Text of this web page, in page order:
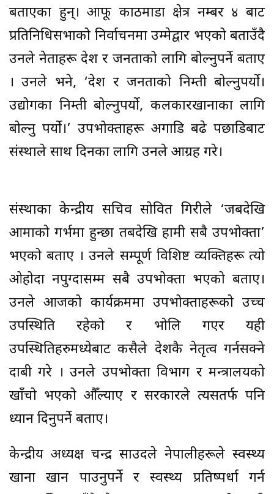
बताएका हुन्। आफू काठमाडौं क्षेत्र नम्बर ४ बाट
प्रतिनिधिसभाको निर्वाचनमा उम्मेद्वार भएको बताउँदै
उनले नेताहरू देश र जनताको लागि बोल्नुपर्ने बताए
। उनले भने, ‘देश र जनताको निम्ती बोल्नुपर्यो।
उद्योगका निम्ती बोल्नुपर्यो, कलकारखानाका लागि
बोल्नु पर्यो।’ उपभोक्ताहरू अगाडि बढे पछाडिबाट
संस्थाले साथ दिनका लागि उनले आग्रह गरे।
संस्थाका केन्द्रीय सचिव सोवित गिरीले ‘जबदेखि
आमाको गर्भमा हुन्छौं तबदेखि हामी सबै उपभोक्ता’
भएको बताए । उनले सम्पूर्ण विशिष्ट व्यक्तिहरू त्यो
ओहोदा नपुग्दासम्म सबै उपभोक्ता भएको बताए।
उनले आजको कार्यक्रममा उपभोक्ताहरूको उच्च
उपस्थिति रहेको र भोलि गएर यही
उपस्थितिहरुमध्येबाट कसैले देशकै नेतृत्व गर्नसक्ने
दाबी गरे । उनले उपभोक्ता विभाग र मन्त्रालयको
खाँचो भएको औँल्याए र सरकारले त्यसतर्फ पनि
ध्यान दिनुपर्ने बताए।
केन्द्रीय अध्यक्ष चन्द्र साउदले नेपालीहरूले स्वस्थ्य
खाना खान पाउनुपर्ने र स्वस्थ्य प्रतिष्पर्धा गर्न